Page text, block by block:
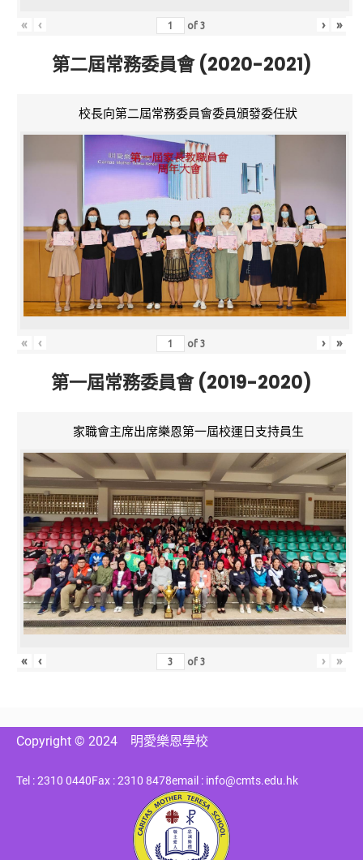
« ‹ of3 › »
第二屆常務委員會 (2020-2021)
校長向第二屆常務委員會委員頒發委任狀
« ‹ of3 › »
第一屆常務委員會 (2019-2020)
家職會主席出席樂恩第一屆校運日支持員生
« ‹ of3 › »
Copyright © 2024 明愛樂恩學校
Tel : 2310 0440Fax : 2310 8478email : info@cmts.edu.hk